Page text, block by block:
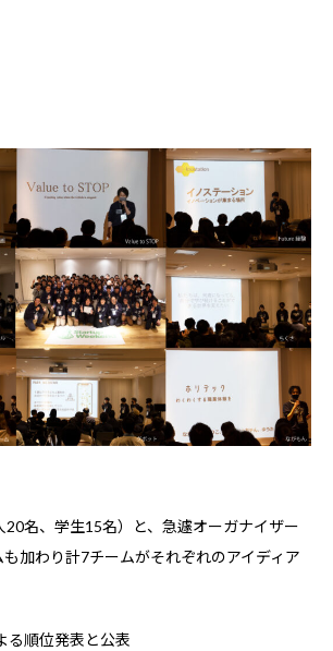
名、学生15名）と、急遽オーガナイザー
も加わり計7チームがそれぞれのアイディア
る順位発表と公表